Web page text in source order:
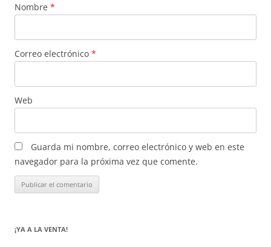
Nombre *
Correo electrónico *
Web
Guarda mi nombre, correo electrónico y web en este
navegador para la próxima vez que comente.
¡YA A LA VENTA!